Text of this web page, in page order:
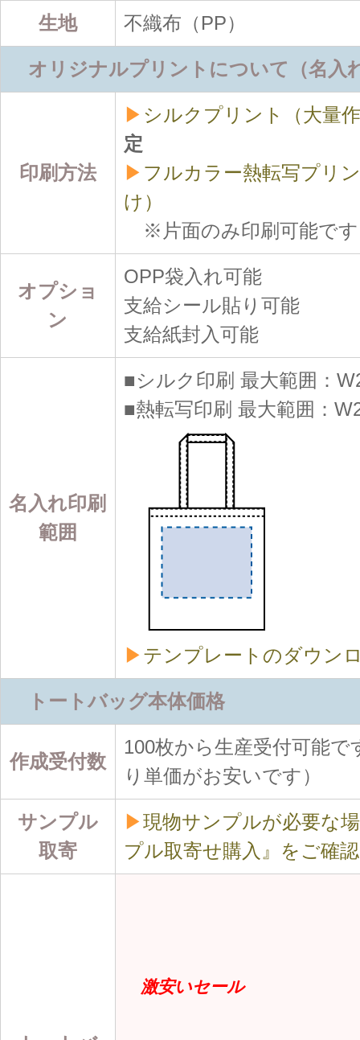
生地 不織布（PP）
オリジナルプリントについて（名入
印刷方法
▶ シルクプリント（大量
定
▶ フルカラー熱転写プリ
け）
※片面のみ印刷可能です
オプショ
ン
OPP袋入れ可能
支給シール貼り可能
支給紙封入可能
名入れ印刷
範囲
■シルク印刷 最大範囲：
■熱転写印刷 最大範囲：
▶テンプレートのダウ
トートバッグ本体価格
作成受付数
100枚から生産受付可能
り単価がお安いです）
サンプル
取寄
▶現物サンプルが必要な
プル取寄せ購入』をご確
激安いセール